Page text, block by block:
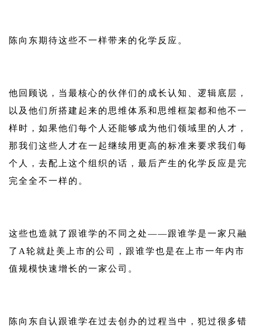
陈向东期待这些不一样带来的化学反应。
他回顾说，当最核心的伙伴们的成长认知、逻辑底层，
以及他们所搭建起来的思维体系和思维框架都和他不一
样时，如果他们每个人还能够成为他们领域里的人才，
那我们这些人才在一起继续用更高的标准来要求我们每
个人，去配上这个组织的话，最后产生的化学反应是完
完全全不一样的。
这些也造就了跟谁学的不同之处——跟谁学是一家只融
了A轮就赴美上市的公司，跟谁学也是在上市一年内市
值规模快速增长的一家公司。
陈向东自认跟谁学在过去创办的过程当中，犯过很多错